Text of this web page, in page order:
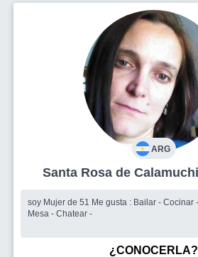
ARG
soy Mujer de 51 Me gusta : Bailar - Cocinar - Otros Juegos de
Mesa - Chatear -
¿CONOCERLA?